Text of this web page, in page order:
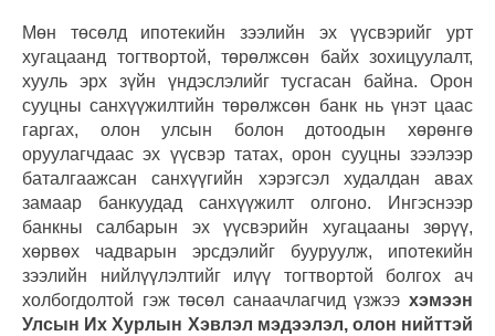
Мөн төсөлд ипотекийн зээлийн эх үүсвэрийг урт
хугацаанд тогтвортой, төрөлжсөн байх зохицуулалт,
хууль эрх зүйн үндэслэлийг тусгасан байна. Орон
сууцны санхүүжилтийн төрөлжсөн банк нь үнэт цаас
гаргах, олон улсын болон дотоодын хөрөнгө
оруулагчдаас эх үүсвэр татах, орон сууцны зээлээр
баталгаажсан санхүүгийн хэрэгсэл худалдан авах
замаар банкуудад санхүүжилт олгоно. Ингэснээр
банкны салбарын эх үүсвэрийн хугацааны зөрүү,
хөрвөх чадварын эрсдэлийг бууруулж, ипотекийн
зээлийн нийлүүлэлтийг илүү тогтвортой болгох ач
холбогдолтой гэж төсөл санаачлагчид үзжээ хэмээн
Улсын Их Хурлын Хэвлэл мэдээлэл, олон нийттэй